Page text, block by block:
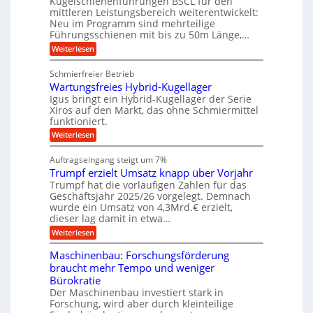
g
e
b
u
n
g
e
n
e
H
u
b
b
e
w
e
g
u
n
g
e
n
m
o
t
i
v
e
n
d
M
a
s
c
h
i
e
n
b
a
u
e
r
W
e
r
k
z
e
u
g
k
r
e
i
s
a
u
f
mittleren Leistungsbereich weiterentwickelt:
Neu im Programm sind mehrteilige
Führungsschienen mit bis zu 50m Länge,…
Weiterlesen:
K
g
e
l
s
c
h
i
e
e
n
f
ü
h
r
u
n
g
e
n
B
S
C
L
Schmierfreier Betrieb
Wartungsfreies Hybrid-Kugellager
Igus bringt ein Hybrid-Kugellager der Serie
Xiros auf den Markt, das ohne Schmiermittel
funktioniert.
Weiterlesen:
W
r
t
u
n
g
s
f
r
e
i
e
s
H
y
b
r
Auftragseingang steigt um 7%
Trumpf erzielt Umsatz knapp über Vorjahr
Trumpf hat die vorläufigen Zahlen für das
Geschäftsjahr 2025/26 vorgelegt. Demnach
wurde ein Umsatz von 4,3Mrd.€ erzielt,
dieser lag damit in etwa…
Weiterlesen:
T
u
m
p
f
e
r
Maschinenbau: Forschungsförderung
braucht mehr Tempo und weniger
Bürokratie
Der Maschinenbau investiert stark in
Forschung, wird aber durch kleinteilige